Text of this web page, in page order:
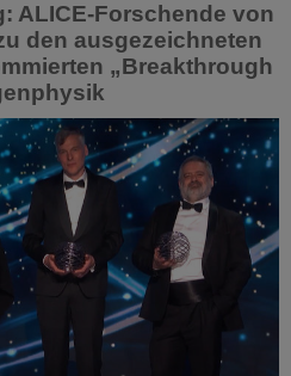
ALICE-Forschende von
den ausgezeichneten
„Breakthrough